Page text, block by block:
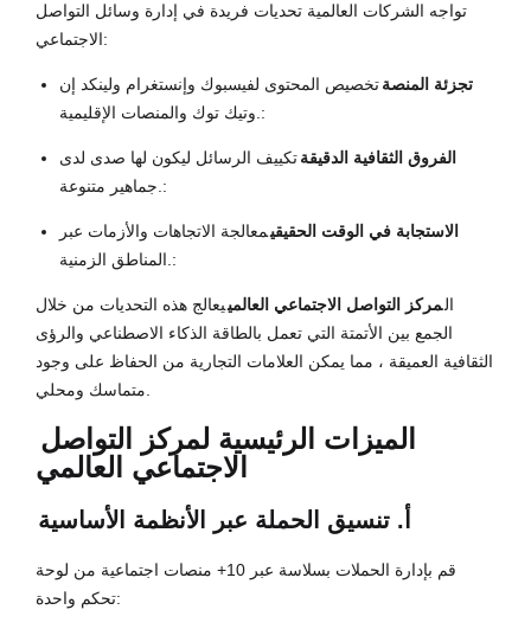
تواجه الشركات العالمية تحديات فريدة في إدارة وسائل التواصل
الاجتماعي:
تجزئة المنصةتخصيص المحتوى لفيسبوك وإنستغرام ولينكد إن
وتيك توك والمنصات الإقليمية.:
الفروق الثقافية الدقيقةتكييف الرسائل ليكون لها صدى لدى
جماهير متنوعة.:
الاستجابة في الوقت الحقيقيمعالجة الاتجاهات والأزمات عبر
المناطق الزمنية.:
المركز التواصل الاجتماعي العالمييعالج هذه التحديات من خلال
الجمع بين الأتمتة التي تعمل بالطاقة الذكاء الاصطناعي والرؤى
الثقافية العميقة ، مما يمكن العلامات التجارية من الحفاظ على وجود
متماسك ومحلي.
الميزات الرئيسية لمركز التواصل
الاجتماعي العالمي
أ. تنسيق الحملة عبر الأنظمة الأساسية
قم بإدارة الحملات بسلاسة عبر 10+ منصات اجتماعية من لوحة
تحكم واحدة: